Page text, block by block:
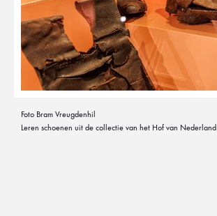
Foto Bram Vreugdenhil
Leren schoenen uit de collectie van het Hof van Nederland